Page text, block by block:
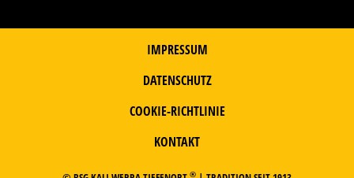
IMPRESSUM
DATENSCHUTZ
COOKIE-RICHTLINIE
KONTAKT
®